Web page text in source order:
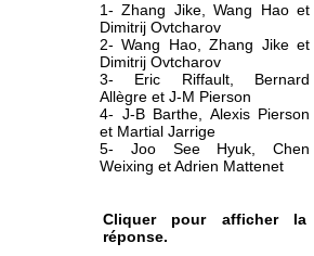
1- Zhang Jike, Wang Hao et
Dimitrij Ovtcharov
2- Wang Hao, Zhang Jike et
Dimitrij Ovtcharov
3- Eric Riffault, Bernard
Allègre et J-M Pierson
4- J-B Barthe, Alexis Pierson
et Martial Jarrige
5- Joo See Hyuk, Chen
Weixing et Adrien Mattenet
Cliquer pour afficher la
réponse.